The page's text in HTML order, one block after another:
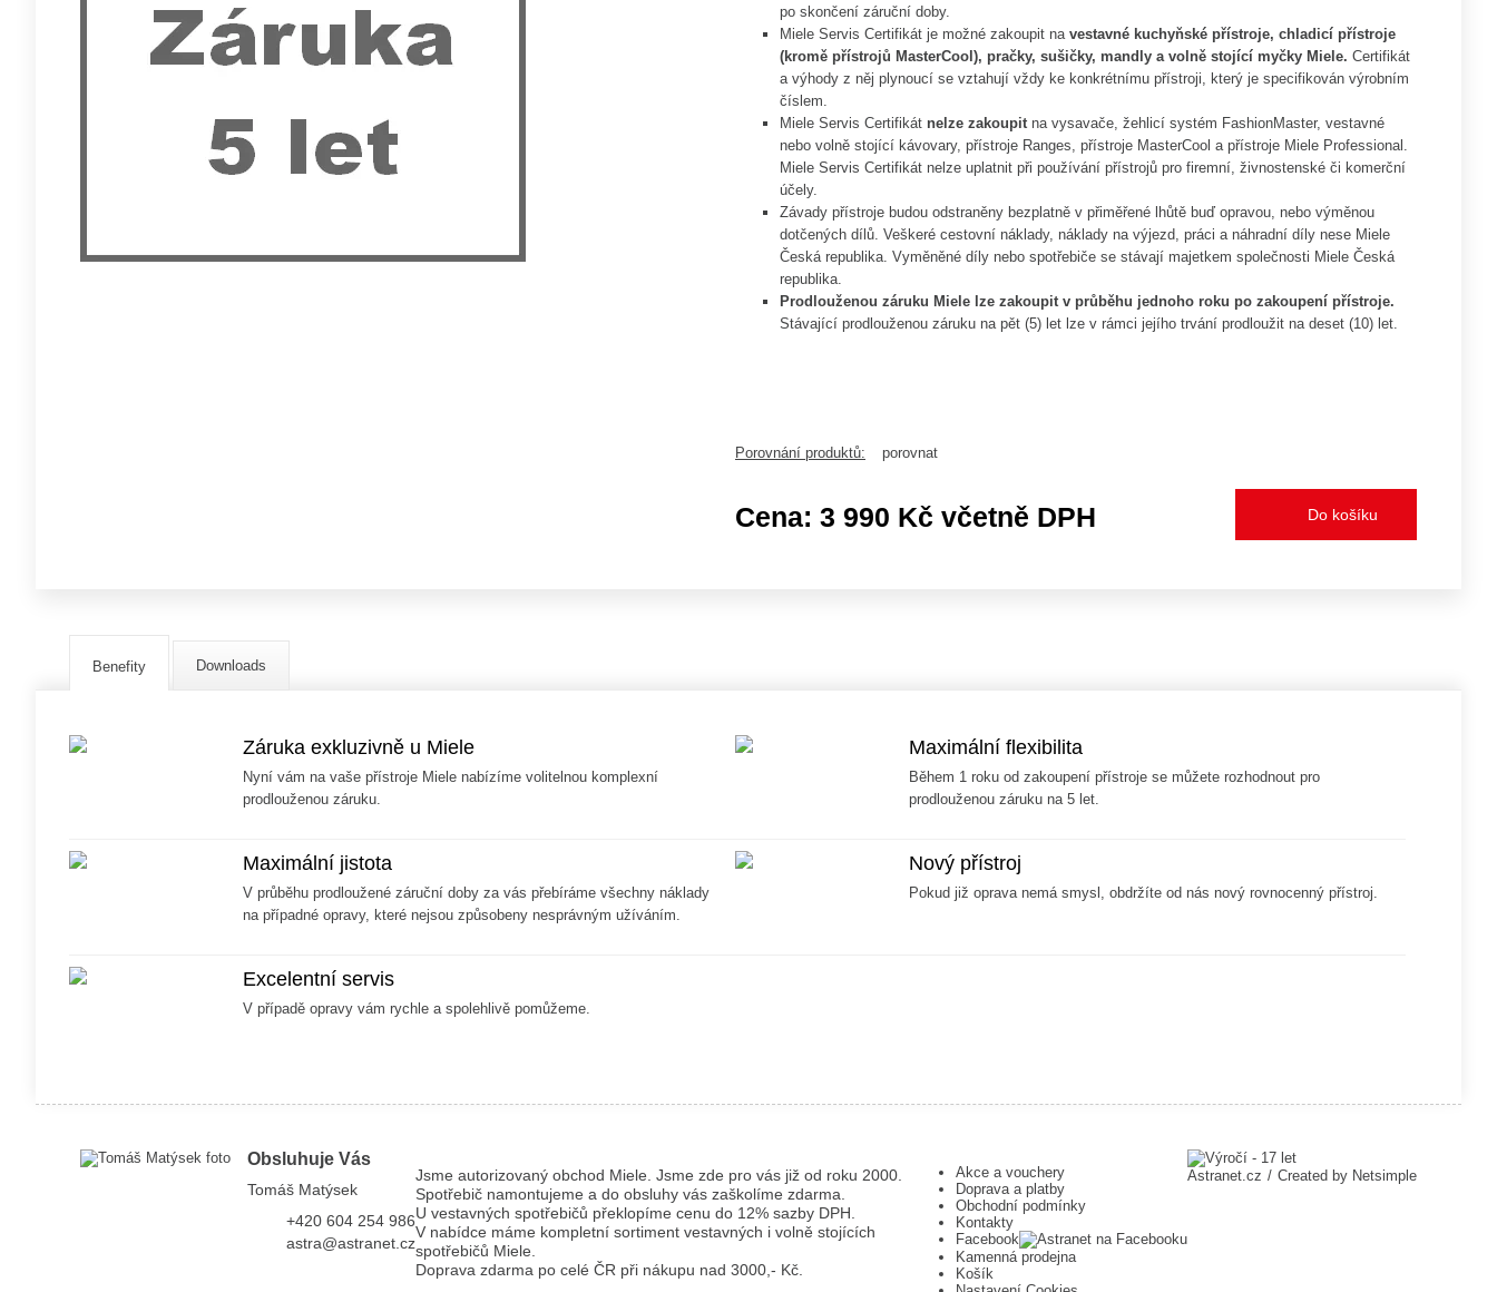
po skončení záruční doby.
Miele Servis Certifikát je možné zakoupit na vestavné kuchyňské přístroje, chladicí přístroje
(kromě přístrojů MasterCool), pračky, sušičky, mandly a volně stojící myčky Miele. Certifikát
a výhody z něj plynoucí se vztahují vždy ke konkrétnímu přístroji, který je specifikován výrobním
číslem.
Miele Servis Certifikát nelze zakoupit na vysavače, žehlicí systém FashionMaster, vestavné
nebo volně stojící kávovary, přístroje Ranges, přístroje MasterCool a přístroje Miele Professional.
Miele Servis Certifikát nelze uplatnit při používání přístrojů pro firemní, živnostenské či komerční
účely.
Závady přístroje budou odstraněny bezplatně v přiměřené lhůtě buď opravou, nebo výměnou
dotčených dílů. Veškeré cestovní náklady, náklady na výjezd, práci a náhradní díly nese Miele
Česká republika. Vyměněné díly nebo spotřebiče se stávají majetkem společnosti Miele Česká
republika.
Prodlouženou záruku Miele lze zakoupit v průběhu jednoho roku po zakoupení přístroje.
Stávající prodlouženou záruku na pět (5) let lze v rámci jejího trvání prodloužit na deset (10) let.
Porovnání produktů: porovnat
Cena: 3 990 Kč včetně DPH
Benefity Downloads
Záruka exkluzivně u Miele
Nyní vám na vaše přístroje Miele nabízíme volitelnou komplexní
prodlouženou záruku.
Maximální flexibilita
Během 1 roku od zakoupení přístroje se můžete rozhodnout pro
prodlouženou záruku na 5 let.
Maximální jistota
V průběhu prodloužené záruční doby za vás přebíráme všechny náklady
na případné opravy, které nejsou způsobeny nesprávným užíváním.
Nový přístroj
Pokud již oprava nemá smysl, obdržíte od nás nový rovnocenný přístroj.
Excelentní servis
V případě opravy vám rychle a spolehlivě pomůžeme.
Obsluhuje Vás
Tomáš Matýsek
+420 604 254 986
astra@astranet.cz
Jsme autorizovaný obchod Miele. Jsme zde pro vás již od roku 2000.
Spotřebič namontujeme a do obsluhy vás zaškolíme zdarma.
U vestavných spotřebičů překlopíme cenu do 12% sazby DPH.
V nabídce máme kompletní sortiment vestavných i volně stojících
spotřebičů Miele.
Doprava zdarma po celé ČR při nákupu nad 3000,- Kč.
Akce a vouchery
Doprava a platby
Obchodní podmínky
Kontakty
Facebook
Kamenná prodejna
Košík
Astranet.cz / Created by Netsimple